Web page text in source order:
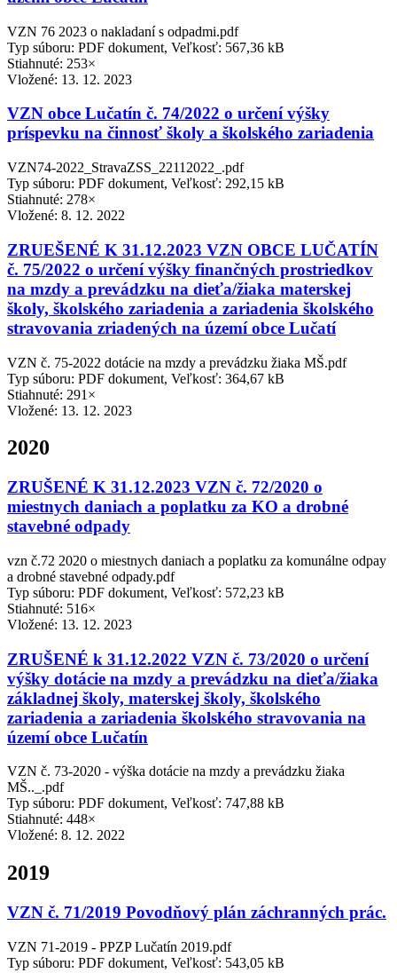
VZN 76 2023 o nakladaní s odpadmi.pdf
Typ súboru: PDF dokument, Veľkosť: 567,36 kB
Stiahnuté: 253×
Vložené: 13. 12. 2023
VZN obce Lučatín č. 74/2022 o určení výšky
príspevku na činnosť školy a školského zariadenia
VZN74-2022_StravaZSS_22112022_.pdf
Typ súboru: PDF dokument, Veľkosť: 292,15 kB
Stiahnuté: 278×
Vložené: 8. 12. 2022
ZRUEŠENÉ K 31.12.2023 VZN OBCE LUČATÍN
č. 75/2022 o určení výšky finančných prostriedkov
na mzdy a prevádzku na dieťa/žiaka materskej
školy, školského zariadenia a zariadenia školského
stravovania zriadených na území obce Lučatí
VZN č. 75-2022 dotácie na mzdy a prevádzku žiaka MŠ.pdf
Typ súboru: PDF dokument, Veľkosť: 364,67 kB
Stiahnuté: 291×
Vložené: 13. 12. 2023
2020
ZRUŠENÉ K 31.12.2023 VZN č. 72/2020 o
miestnych daniach a poplatku za KO a drobné
stavebné odpady
vzn č.72 2020 o miestnych daniach a poplatku za komunálne odpay
a drobné stavebné odpady.pdf
Typ súboru: PDF dokument, Veľkosť: 572,23 kB
Stiahnuté: 516×
Vložené: 13. 12. 2023
ZRUŠENÉ k 31.12.2022 VZN č. 73/2020 o určení
výšky dotácie na mzdy a prevádzku na dieťa/žiaka
základnej školy, materskej školy, školského
zariadenia a zariadenia školského stravovania na
území obce Lučatín
VZN č. 73-2020 - výška dotácie na mzdy a prevádzku žiaka
MŠ.._.pdf
Typ súboru: PDF dokument, Veľkosť: 747,88 kB
Stiahnuté: 448×
Vložené: 8. 12. 2022
2019
VZN č. 71/2019 Povodňový plán záchranných prác.
VZN 71-2019 - PPZP Lučatín 2019.pdf
Typ súboru: PDF dokument, Veľkosť: 543,05 kB